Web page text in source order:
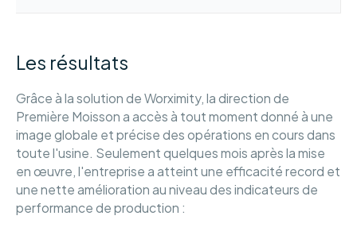
Les résultats
Grâce à la solution de Worximity, la direction de
Première Moisson a accès à tout moment donné à une
image globale et précise des opérations en cours dans
toute l'usine. Seulement quelques mois après la mise
en œuvre, l'entreprise a atteint une efficacité record et
une nette amélioration au niveau des indicateurs de
performance de production :